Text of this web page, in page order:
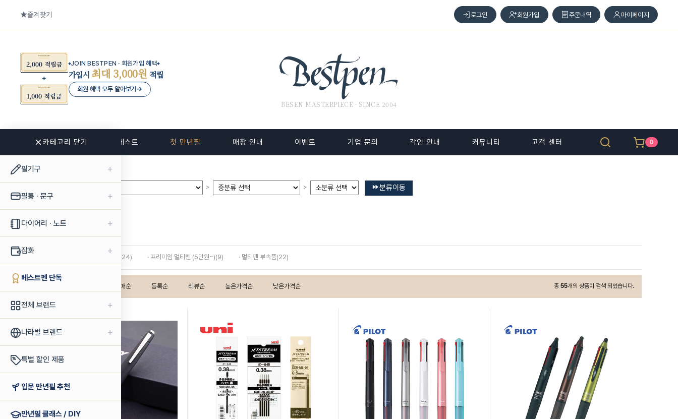
즐겨찾기
JOIN BESTPEN · 회원가입 혜택
가입시 최대 3,000원 적립
회원 혜택 모두 알아보기 →
로그인 회원가입 주문내역 마이페이지
BESEN MASTERPIECE · SINCE 2004
카테고리 닫기
필기구 +
필통 · 문구 +
다이어리 · 노트 +
잡화 +
베스트펜 단독
전체 브랜드 +
나라별 브랜드 +
특별 할인 제품
입문 만년필 추천
만년필 클래스 / DIY
신상품 베스트 첫 만년필 매장 안내 이벤트 기업 문의 각인 안내 커뮤니티 고객 센터 0
> > 분류이동
멀티펜
· 스탠다드 멀티펜 (~5만원)(24) · 프리미엄 멀티펜 (5만원~)(9) · 멀티펜 부속품(22)
총 55개의 상품이 검색 되었습니다.
판매순 등록순 리뷰순 높은가격순 낮은가격순